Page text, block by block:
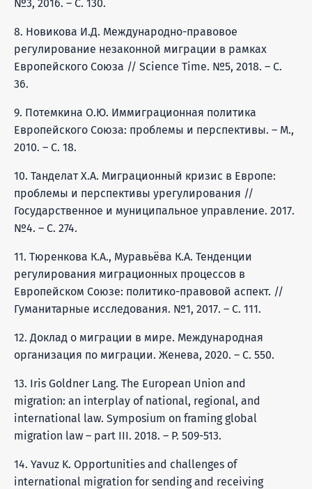
№3, 2016. – С. 130.
8. Новикова И.Д. Международно-правовое
регулирование незаконной миграции в рамках
Европейского Союза // Science Time. №5, 2018. – С.
36.
9. Потемкина О.Ю. Иммиграционная политика
Европейского Союза: проблемы и перспективы. – М.,
2010. – С. 18.
10. Танделат Х.А. Миграционный кризис в Европе:
проблемы и перспективы урегулирования //
Государственное и муниципальное управление. 2017.
№4. – С. 274.
11. Тюренкова К.А., Муравьёва К.А. Тенденции
регулирования миграционных процессов в
Европейском Союзе: политико-правовой аспект. //
Гуманитарные исследования. №1, 2017. – С. 111.
12. Доклад о миграции в мире. Международная
организация по миграции. Женева, 2020. – С. 550.
13. Iris Goldner Lang. The European Union and
migration: an interplay of national, regional, and
international law. Symposium on framing global
migration law – part III. 2018. – P. 509-513.
14. Yavuz K. Opportunities and challenges of
international migration for sending and receiving